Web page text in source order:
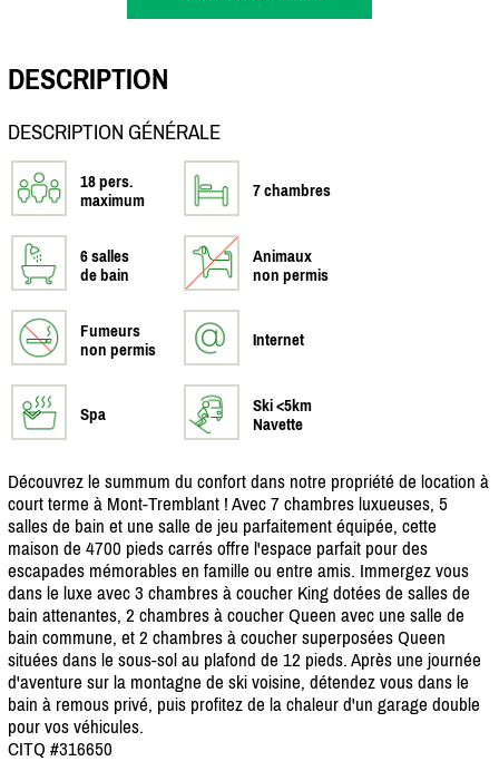
DESCRIPTION
DESCRIPTION GÉNÉRALE
18 pers.
maximum
7 chambres
6 salles
de bain
Animaux
non permis
Fumeurs
non permis
Internet
Spa
Ski <5km
Navette
Découvrez le summum du confort dans notre propriété de location à
court terme à Mont-Tremblant ! Avec 7 chambres luxueuses, 5
salles de bain et une salle de jeu parfaitement équipée, cette
maison de 4700 pieds carrés offre l'espace parfait pour des
escapades mémorables en famille ou entre amis. Immergez vous
dans le luxe avec 3 chambres à coucher King dotées de salles de
bain attenantes, 2 chambres à coucher Queen avec une salle de
bain commune, et 2 chambres à coucher superposées Queen
situées dans le sous-sol au plafond de 12 pieds. Après une journée
d'aventure sur la montagne de ski voisine, détendez vous dans le
bain à remous privé, puis profitez de la chaleur d'un garage double
pour vos véhicules.
CITQ #316650